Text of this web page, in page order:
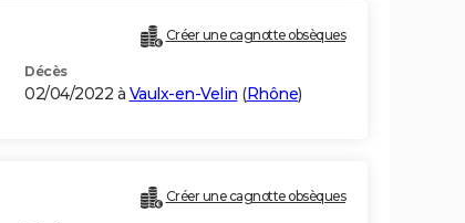
Créer une cagnotte obsèques
Décès
02/04/2022 à Vaulx-en-Velin (Rhône)
Créer une cagnotte obsèques